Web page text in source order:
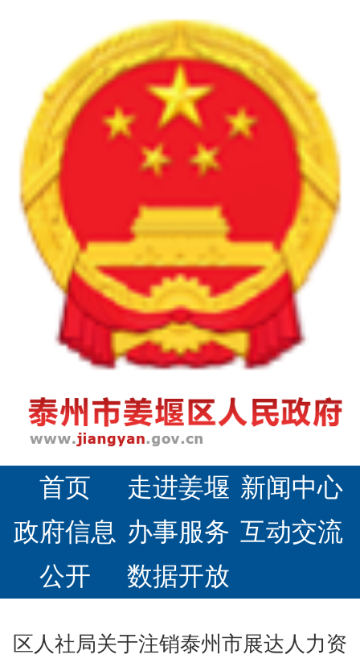
首页 走进姜堰 新闻中心
政府信息
公开
办事服务 互动交流
数据开放
区人社局关于注销泰州市展达人力资